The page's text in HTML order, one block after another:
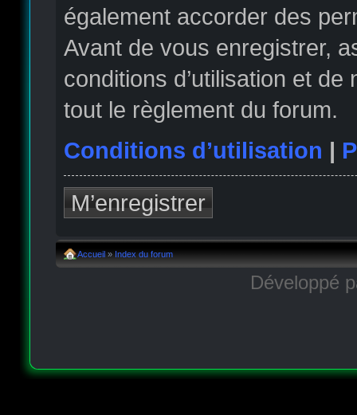
également accorder des
Avant de vous enregistrer,
conditions d’utilisation et
tout le règlement du forum.
Conditions d’utilisation |
M’enregistrer
Accueil » Index du forum
Développé